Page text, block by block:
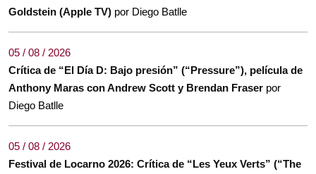
Goldstein (Apple TV) por Diego Batlle
05 / 08 / 2026
Crítica de “El Día D: Bajo presión” (“Pressure”), película de
Anthony Maras con Andrew Scott y Brendan Fraser por
Diego Batlle
05 / 08 / 2026
Festival de Locarno 2026: Crítica de “Les Yeux Verts” (“The